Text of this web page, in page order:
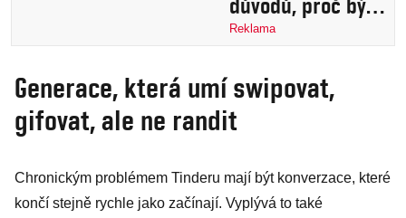
důvodů, proč být
při online
střehu
Reklama
Generace, která umí swipovat,
gifovat, ale ne randit
Chronickým problémem Tinderu mají být konverzace, které
končí stejně rychle jako začínají. Vyplývá to také